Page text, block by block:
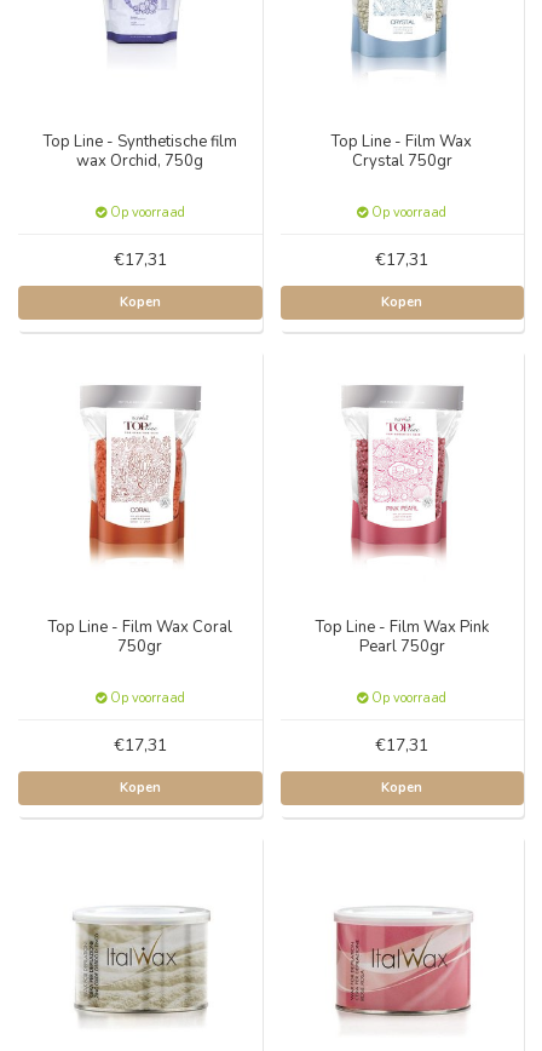
Top Line - Synthetische film
wax Orchid, 750g
Op voorraad
€17,31
Kopen
Top Line - Film Wax
Crystal 750gr
Op voorraad
€17,31
Kopen
Top Line - Film Wax Coral
750gr
Op voorraad
€17,31
Kopen
Top Line - Film Wax Pink
Pearl 750gr
Op voorraad
€17,31
Kopen